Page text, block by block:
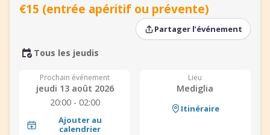
Vidéos
Glossaire
Boutique
›
›
€15 (entrée apéritif ou prévente)
Partager l’événement
Tous les jeudis
Prochain événement
jeudi 13 août 2026
20:00 - 02:00
Ajouter au
calendrier
Lieu
Mediglia
Itinéraire